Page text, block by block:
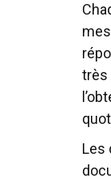
très
Les